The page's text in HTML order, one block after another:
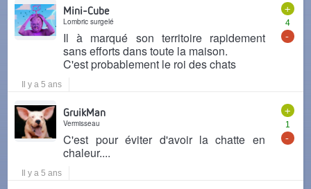
+
4
-
Mini-Cube
Lombric surgelé
Il à marqué son territoire rapidement
sans efforts dans toute la maison.
C'est probablement le roi des chats
Il y a 5 ans
+
1
-
GruikMan
Vermisseau
C'est pour éviter d'avoir la chatte en
chaleur....
Il y a 5 ans